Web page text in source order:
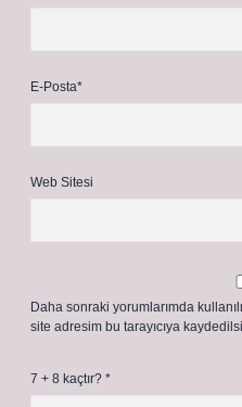
E-Posta*
Web Sitesi
Daha sonraki yorumlarımda
site adresim bu tarayıcıya
7 + 8 kaçtır? *